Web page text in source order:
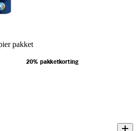
pakket
20% pakketkorting